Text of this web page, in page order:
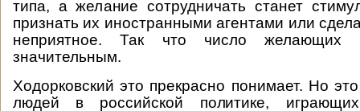
типа, а желание сотрудничать станет
признать их иностранными агентами или
неприятное. Так что число желающих
значительным.
Ходорковский это прекрасно понимает. Но
людей в российской политике,